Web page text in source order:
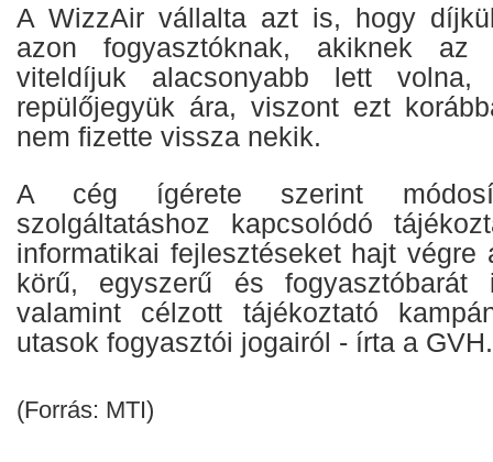
A WizzAir vállalta azt is, hogy
azon fogyasztóknak, akiknek
viteldíjuk alacsonyabb lett
repülőjegyük ára, viszont ezt
nem fizette vissza nekik.
A cég ígérete szerint
szolgáltatáshoz kapcsolódó
informatikai fejlesztéseket hajt
körű, egyszerű és fogyasztóbarát
valamint célzott tájékoztató
utasok fogyasztói jogairól - írta a GVH.
(Forrás: MTI)